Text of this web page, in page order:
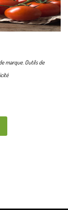
marque Outils de